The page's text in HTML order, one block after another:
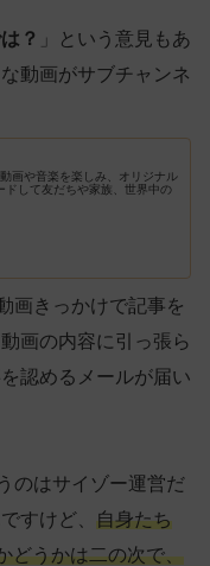
？ 」という意見もあ
動画がサブチャンネ
画や音楽を楽しみ、オリジナル
ドして友だちや家族、世界中の
画きっかけで記事を
画の内容に引っ張ら
認めるメールが届い
のはサイゾー運営だ
すけど、 自身たち
どうかは二の次で、